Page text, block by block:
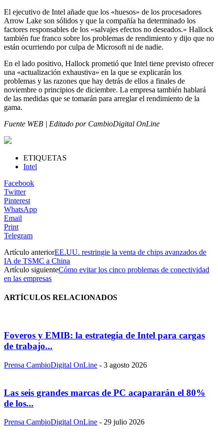
El ejecutivo de Intel añade que los «huesos» de los procesadores
Arrow Lake son sólidos y que la compañía ha determinado los
factores responsables de los «salvajes efectos no deseados.» Hallock
también fue franco sobre los problemas de rendimiento y dijo que no
están ocurriendo por culpa de Microsoft ni de nadie.
En el lado positivo, Hallock prometió que Intel tiene previsto ofrecer
una «actualización exhaustiva» en la que se explicarán los
problemas y las razones que hay detrás de ellos a finales de
noviembre o principios de diciembre. La empresa también hablará
de las medidas que se tomarán para arreglar el rendimiento de la
gama.
Fuente WEB | Editado por CambioDigital OnLine
ETIQUETAS
Intel
Facebook
Twitter
Pinterest
WhatsApp
Email
Print
Telegram
Artículo anteriorEE.UU. restringie la venta de chips avanzados de
IA de TSMC a China
Artículo siguienteCómo evitar los cinco problemas de conectividad
en las empresas
ARTÍCULOS RELACIONADOS
Foveros y EMIB: la estrategia de Intel para cargas
de trabajo...
Prensa CambioDigital OnLine - 3 agosto 2026
Las seis grandes marcas de PC acapararán el 80%
de los...
Prensa CambioDigital OnLine - 29 julio 2026